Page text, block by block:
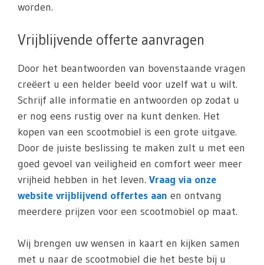
worden.
Vrijblijvende offerte aanvragen
Door het beantwoorden van bovenstaande vragen
creëert u een helder beeld voor uzelf wat u wilt.
Schrijf alle informatie en antwoorden op zodat u
er nog eens rustig over na kunt denken. Het
kopen van een scootmobiel is een grote uitgave.
Door de juiste beslissing te maken zult u met een
goed gevoel van veiligheid en comfort weer meer
vrijheid hebben in het leven. Vraag via onze
website vrijblijvend offertes aan en ontvang
meerdere prijzen voor een scootmobiel op maat.
Wij brengen uw wensen in kaart en kijken samen
met u naar de scootmobiel die het beste bij u